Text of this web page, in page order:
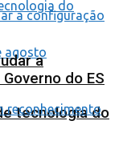
tecnologia do
a
do ES